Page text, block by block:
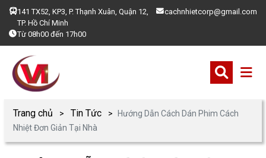
141 TX52, KP3, P. Thạnh Xuân, Quận 12,
TP. Hồ Chí Minh
Từ 08h00 đến 17h00
cachnhietcorp@gmail.com
Trang chủ Tin Tức
​​​​​​​Hướng Dẫn Cách Dán Phim Cách
Nhiệt Đơn Giản Tại Nhà